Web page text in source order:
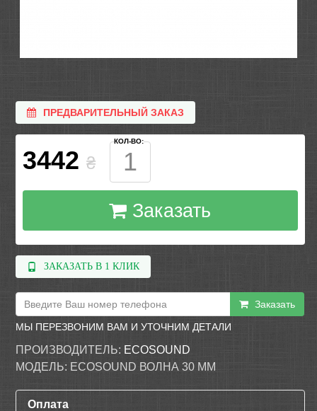
ПРЕДВАРИТЕЛЬНЫЙ ЗАКАЗ
3442 ₴
КОЛ-ВО:
Заказать
ЗАКАЗАТЬ В 1 КЛИК
Заказать
МЫ ПЕРЕЗВОНИМ ВАМ И УТОЧНИМ ДЕТАЛИ
ПРОИЗВОДИТЕЛЬ: ECOSOUND
МОДЕЛЬ: ECOSOUND ВОЛНА 30 ММ
Оплата